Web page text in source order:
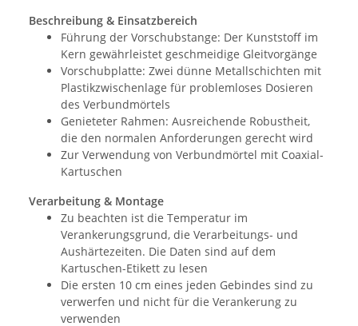
Beschreibung & Einsatzbereich
Führung der Vorschubstange: Der Kunststoff im
Kern gewährleistet geschmeidige Gleitvorgänge
Vorschubplatte: Zwei dünne Metallschichten mit
Plastikzwischenlage für problemloses Dosieren
des Verbundmörtels
Genieteter Rahmen: Ausreichende Robustheit,
die den normalen Anforderungen gerecht wird
Zur Verwendung von Verbundmörtel mit Coaxial-
Kartuschen
Verarbeitung & Montage
Zu beachten ist die Temperatur im
Verankerungsgrund, die Verarbeitungs- und
Aushärtezeiten. Die Daten sind auf dem
Kartuschen-Etikett zu lesen
Die ersten 10 cm eines jeden Gebindes sind zu
verwerfen und nicht für die Verankerung zu
verwenden